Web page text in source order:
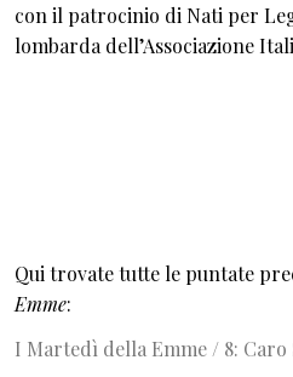
con il patrocinio di Nati per
lombarda dell’Associazione
Qui trovate tutte le puntate
Emme:
I Martedì della Emme / 8: Caro